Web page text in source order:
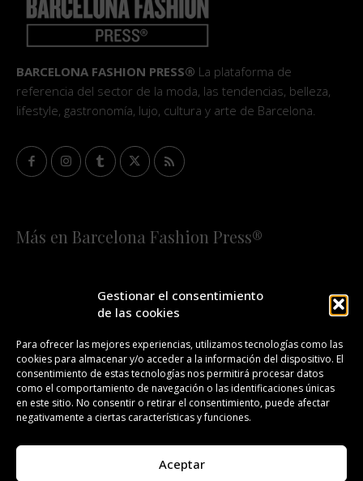
Gestionar el consentimiento
de las cookies
Para ofrecer las mejores experiencias, utilizamos tecnologías como las
cookies para almacenar y/o acceder a la información del dispositivo. El
consentimiento de estas tecnologías nos permitirá procesar datos
como el comportamiento de navegación o las identificaciones únicas
en este sitio. No consentir o retirar el consentimiento, puede afectar
negativamente a ciertas características y funciones.
Aceptar
BARCELONA FASHION PRESS® La plataforma de
referencia del sector de la moda, las tendencias, belleza,
lifestyle, gastronomía, lujo, cultura y arte de Barcelona.
Más en Barcelona Fashion Press®
¡SUSCRÍBETE A NUESTRA FASHION NEWS!
CONTACTO REDACCIÓN PUBLICIDAD
ISSN 2385-4839 DL B 27443-2014